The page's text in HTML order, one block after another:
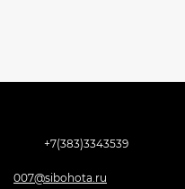
+7(383)3343539
007@sibohota.ru